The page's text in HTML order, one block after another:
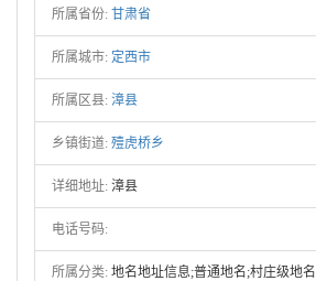
所属省份: 甘肃省
所属城市: 定西市
所属区县: 漳县
乡镇街道: 殪虎桥乡
详细地址: 漳县
电话号码:
所属分类: 地名地址信息;普通地名;村庄级地名